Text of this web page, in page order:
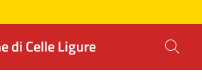
di Celle Ligure